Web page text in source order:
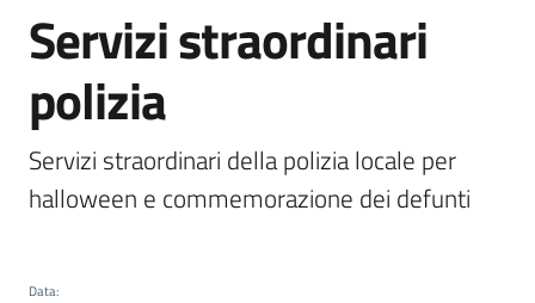
Novità
Menu selezionato
Menu selezionato
Vivere
Salta al contenuto
Servizi straordinari
polizia
Servizi straordinari della polizia locale per
halloween e commemorazione dei defunti
Data: